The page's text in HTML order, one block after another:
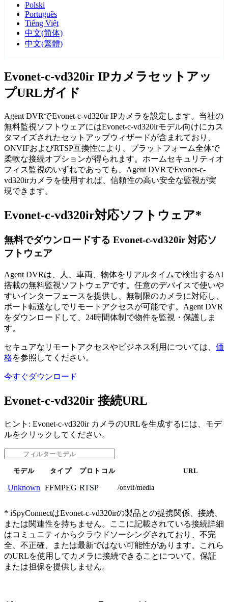
Polski
Português
Tiếng Việt
中文(简体)
中文(繁體)
Evonet-c-vd320ir IPカメラセットアッ
プURLガイド
Agent DVRでEvonet-c-vd320ir IPカメラを設定します。当社の
無料監視ソフトウェアにはEvonet-c-vd320irモデル向けにカス
タマイズされたセットアップウィザードが含まれており、
ONVIFおよびRTSP互換性により、プラットフォーム全体で
柔軟な接続オプションが得られます。ホームセキュリティオ
フィス監視のいずれであっても、Agent DVRでEvonet-c-
vd320irカメラを使用すれば、信頼性の高い安全な監視が実
現できます。
Evonet-c-vd320ir対応ソフトウェア*
無料でダウンロードする Evonet-c-vd320ir 対応ソ
フトウェア
Agent DVRは、人、車両、物体をリアルタイムで検出するAI
搭載の無料監視ソフトウェアです。任意のデバイスで使いや
すいインターフェースを提供し、無制限のカメラに対応し、
ポート転送なしでリモートアクセスが可能です。Agent DVR
をダウンロードして、24時間体制で物件を監視・保護しま
す。
セキュアなリモートアクセスやビジネス利用については、 価
格を参照してください。
今すぐダウンロード
Evonet-c-vd320ir 接続URL
ヒント: Evonet-c-vd320ir カメラのURLを生成するには、モデ
ルをクリックしてください。
モデル タイプ プロトコル URL
Unknown FFMPEG RTSP /onvif/media
* iSpyConnectはEvonet-c-vd320irの製品との提携関係、接続、
または関連性を持ちません。ここに記載されている接続詳細
はコミュニティからクラウドソーシングされており、不完
全、不正確、または最新ではない可能性があります。これら
のURLを使用してカメラに接続できることについて、保証
または担保を提供しません。